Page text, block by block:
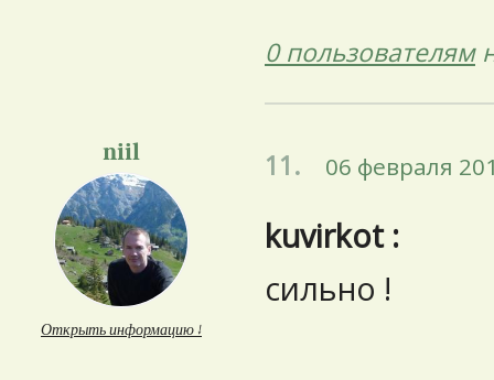
0 пользователям
niil
Открыть информацию ↓
11. 06 февраля
kuvirkot :
сильно !